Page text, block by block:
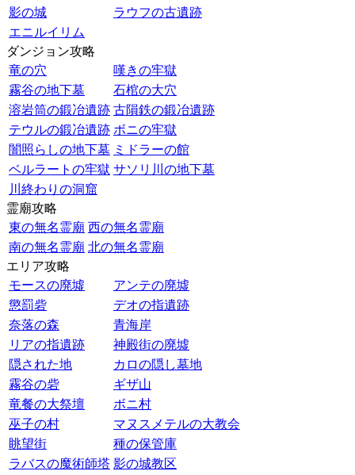
影の城
ラウフの古遺跡
エニルイリム
ダンジョン攻略
竜の穴
嘆きの牢獄
霧谷の地下墓
石棺の大穴
溶岩筒の鍛冶遺跡 古隕鉄の鍛冶遺跡
テウルの鍛冶遺跡 ボニの牢獄
闇照らしの地下墓 ミドラーの館
ベルラートの牢獄 サソリ川の地下墓
川終わりの洞窟
霊廟攻略
東の無名霊廟 西の無名霊廟
南の無名霊廟 北の無名霊廟
エリア攻略
モースの廃墟
アンテの廃墟
懲罰砦
デオの指遺跡
奈落の森
青海岸
リアの指遺跡
神殿街の廃墟
隠された地
カロの隠し墓地
霧谷の砦
ギザ山
竜餐の大祭壇
ボニ村
巫子の村
マヌスメテルの大教会
眺望街
種の保管庫
ラバスの魔術師塔 影の城教区